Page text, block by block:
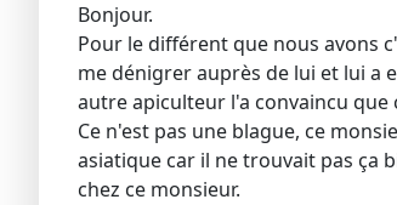
Bonjour.
Pour le différent que nous avons
me dénigrer auprès de lui et lui a
autre apiculteur l'a convaincu
Ce n'est pas une blague, ce
asiatique car il ne trouvait pas ça
chez ce monsieur.